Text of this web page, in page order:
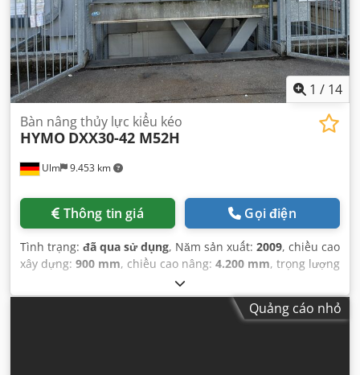
1 / 14
Ulm 9.453 km
Bàn nâng thủy lực kiểu kéo
HYMO DXX30-42 M52H
Thông tin giá Gọi điện
Tình trạng: đã qua sử dụng, Năm sản xuất: 2009, chiều cao
xây dựng: 900 mm, chiều cao nâng: 4.200 mm, trọng lượng
, tải trọng:3.000 kg
Quảng cáo nhỏ